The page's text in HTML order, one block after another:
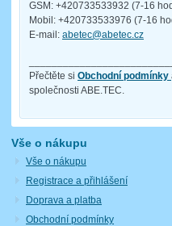
GSM: +420733533932 (7-16
Mobil: +420733533976 (7-16
E-mail: abetec@abetec.cz
Přečtěte si Obchodní podmínky
společnosti ABE.TEC.
Vše o nákupu
Vše o nákupu
Registrace a přihlášení
Doprava a platba
Obchodní podmínky